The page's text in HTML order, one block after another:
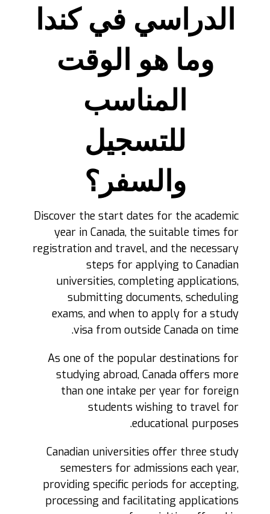
الدراسي في كندا
وما هو الوقت
المناسب
للتسجيل
والسفر؟
Discover the start dates for the academic
year in Canada, the suitable times for
registration and travel, and the necessary
steps for applying to Canadian
universities, completing applications,
submitting documents, scheduling
exams, and when to apply for a study
visa from outside Canada on time.
As one of the popular destinations for
studying abroad, Canada offers more
than one intake per year for foreign
students wishing to travel for
educational purposes.
Canadian universities offer three study
semesters for admissions each year,
providing specific periods for accepting,
processing and facilitating applications